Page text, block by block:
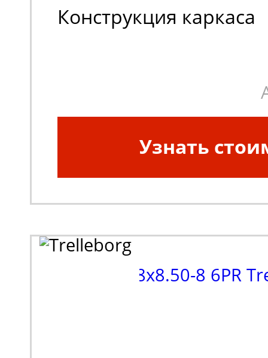
Конструкция каркаса
Узнать